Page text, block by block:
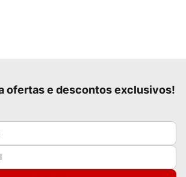
ofertas e descontos exclusivos!